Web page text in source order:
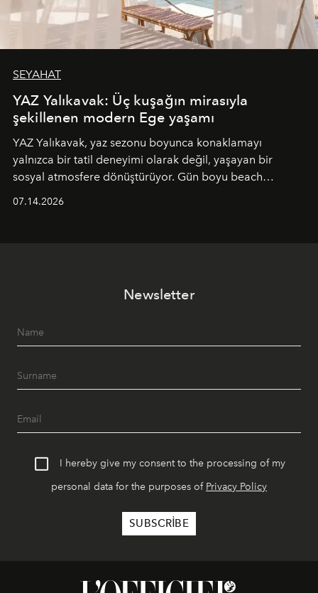
SEYAHAT
YAZ Yalıkavak: Üç kuşağın mirasıyla
şekillenen modern Ege yaşamı
YAZ Yalıkavak, yaz sezonu boyunca konaklamayı
yalnızca bir tatil deneyimi olarak değil, yaşayan bir
sosyal atmosfere dönüştürüyor. Gün boyu beach
geceye taşıyarak her hafta farklı bir deneyim sunuyor.
07.14.2026
Newsletter
I hereby give my consent to the processing of my
personal data for the purposes of Privacy Policy